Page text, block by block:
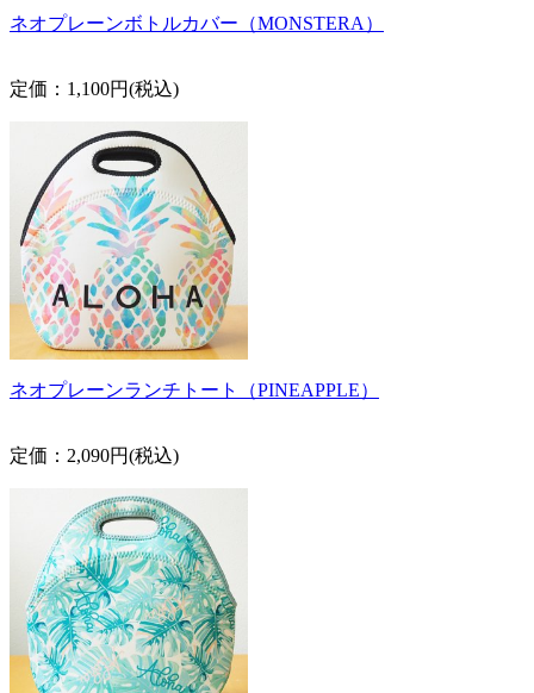
ネオプレーンボトルカバー（MONSTERA）
定価：1,100円(税込)
ネオプレーンランチトート（PINEAPPLE）
定価：2,090円(税込)